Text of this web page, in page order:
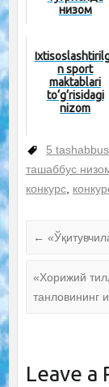
низом
n sport
maktablari
to‘g‘risidagi
nizom
5
ташаббус
конкурс,
←
«Хорижий
танловининг
Leave a